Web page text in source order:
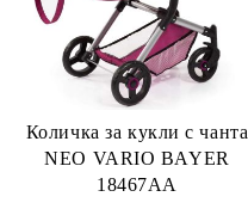
Количка за кукли с чанта
NEO VARIO BAYER
18467AA